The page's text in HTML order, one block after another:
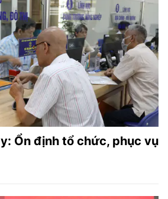
Ổn định tổ chức, phục vụ